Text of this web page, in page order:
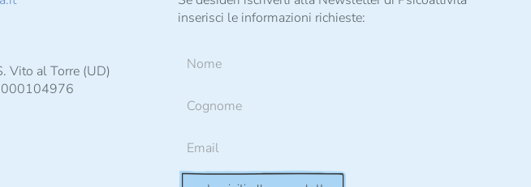
Vito al Torre (UD)
inserisci le informazioni richieste: